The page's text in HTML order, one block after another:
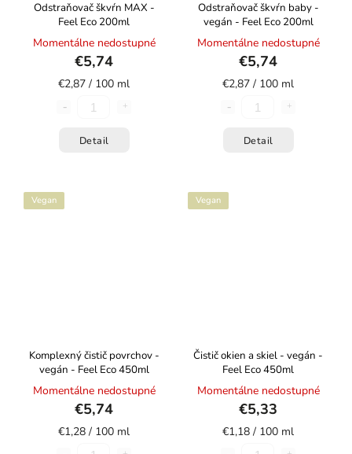
Odstraňovač škvŕn MAX -
Feel Eco 200ml
Momentálne nedostupné
€5,74
€2,87 / 100 ml
Detail
Odstraňovač škvŕn baby -
vegán - Feel Eco 200ml
Momentálne nedostupné
€5,74
€2,87 / 100 ml
Detail
Vegan
Komplexný čistič povrchov -
vegán - Feel Eco 450ml
Momentálne nedostupné
€5,74
€1,28 / 100 ml
Vegan
Čistič okien a skiel - vegán -
Feel Eco 450ml
Momentálne nedostupné
€5,33
€1,18 / 100 ml